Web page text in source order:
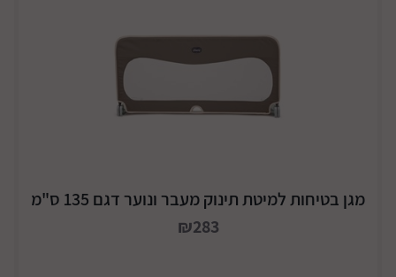
מגן בטיחות למיטת תינוק מעבר ונוער דגם 135 ס"מ
₪283